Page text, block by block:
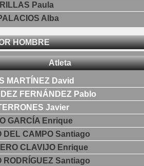
Paula
Alba
HOMBRE
Atleta
MARTÍNEZ David
FERNÁNDEZ Pablo
Javier
GARCÍA Enrique
DEL CAMPO Santiago
CLAVIJO Enrique
RODRÍGUEZ Santiago